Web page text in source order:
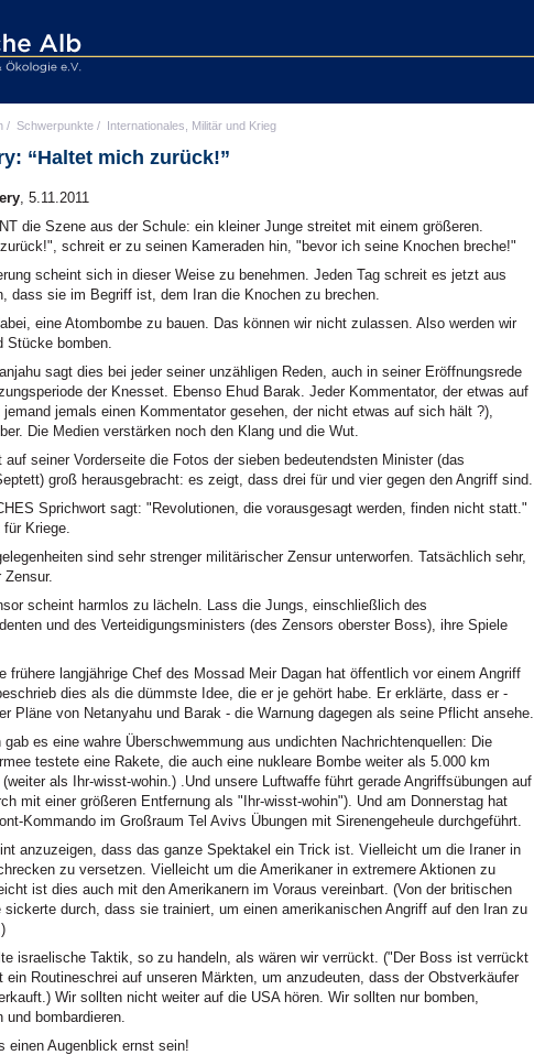
/ Schwerpunkte / Internationales, Militär und Krieg
“Haltet mich zurück!”
, 5.11.2011
die Szene aus der Schule: ein kleiner Junge streitet mit einem größeren.
schreit er zu seinen Kameraden hin, "bevor ich seine Knochen breche!"
scheint sich in dieser Weise zu benehmen. Jeden Tag schreit es jetzt aus
dass sie im Begriff ist, dem Iran die Knochen zu brechen.
eine Atombombe zu bauen. Das können wir nicht zulassen. Also werden wir
Stücke bomben.
sagt dies bei jeder seiner unzähligen Reden, auch in seiner Eröffnungsrede
der Knesset. Ebenso Ehud Barak. Jeder Kommentator, der etwas auf
jemals einen Kommentator gesehen, der nicht etwas auf sich hält ?),
Die Medien verstärken noch den Klang und die Wut.
auf seiner Vorderseite die Fotos der sieben bedeutendsten Minister (das
groß herausgebracht: es zeigt, dass drei für und vier gegen den Angriff sind.
Sprichwort sagt: "Revolutionen, die vorausgesagt werden, finden nicht statt."
für Kriege.
sind sehr strenger militärischer Zensur unterworfen. Tatsächlich sehr,
Zensur.
scheint harmlos zu lächeln. Lass die Jungs, einschließlich des
und des Verteidigungsministers (des Zensors oberster Boss), ihre Spiele
frühere langjährige Chef des Mossad Meir Dagan hat öffentlich vor einem Angriff
dies als die dümmste Idee, die er je gehört habe. Er erklärte, dass er -
Pläne von Netanyahu und Barak - die Warnung dagegen als seine Pflicht ansehe.
es eine wahre Überschwemmung aus undichten Nachrichtenquellen: Die
testete eine Rakete, die auch eine nukleare Bombe weiter als 5.000 km
(weiter als Ihr-wisst-wohin.) .Und unsere Luftwaffe führt gerade Angriffsübungen auf
mit einer größeren Entfernung als "Ihr-wisst-wohin"). Und am Donnerstag hat
Kommando im Großraum Tel Avivs Übungen mit Sirenengeheule durchgeführt.
anzuzeigen, dass das ganze Spektakel ein Trick ist. Vielleicht um die Iraner in
zu versetzen. Vielleicht um die Amerikaner in extremere Aktionen zu
ist dies auch mit den Amerikanern im Voraus vereinbart. (Von der britischen
sickerte durch, dass sie trainiert, um einen amerikanischen Angriff auf den Iran zu
israelische Taktik, so zu handeln, als wären wir verrückt. ("Der Boss ist verrückt
ein Routineschrei auf unseren Märkten, um anzudeuten, dass der Obstverkäufer
Wir sollten nicht weiter auf die USA hören. Wir sollten nur bomben,
und bombardieren.
einen Augenblick ernst sein!